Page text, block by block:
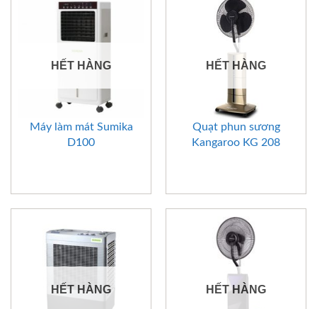
HẾT HÀNG
Máy làm mát Sumika
D100
HẾT HÀNG
Quạt phun sương
Kangaroo KG 208
HẾT HÀNG HẾT HÀNG